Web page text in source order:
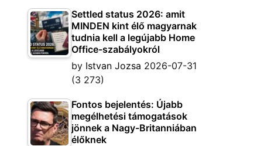
Settled status 2026: amit
MINDEN kint élő magyarnak
tudnia kell a legújabb Home
Office-szabályokról
by Istvan Jozsa 2026-07-31
(3 273)
Fontos bejelentés: Újabb
megélhetési támogatások
jönnek a Nagy-Britanniában
élőknek